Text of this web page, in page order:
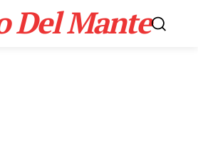
Del Mante